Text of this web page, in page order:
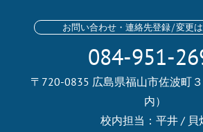
お問い合わせ・連絡先登録/変更
084-951-
〒720-0835 広島県福山市佐波町
内）
校内担当：平井 / 貝